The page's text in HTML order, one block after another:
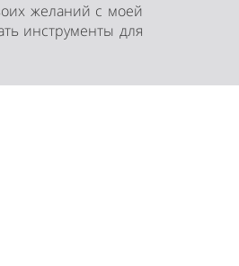
желаний с моей
инструменты для